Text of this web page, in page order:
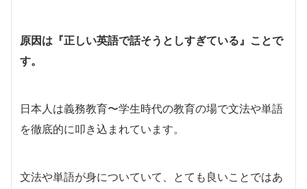
原因は『正しい英語で話そうとしすぎている』ことで
す。
日本人は義務教育〜学生時代の教育の場で文法や単語
を徹底的に叩き込まれています。
文法や単語が身についていて、とても良いことではあ